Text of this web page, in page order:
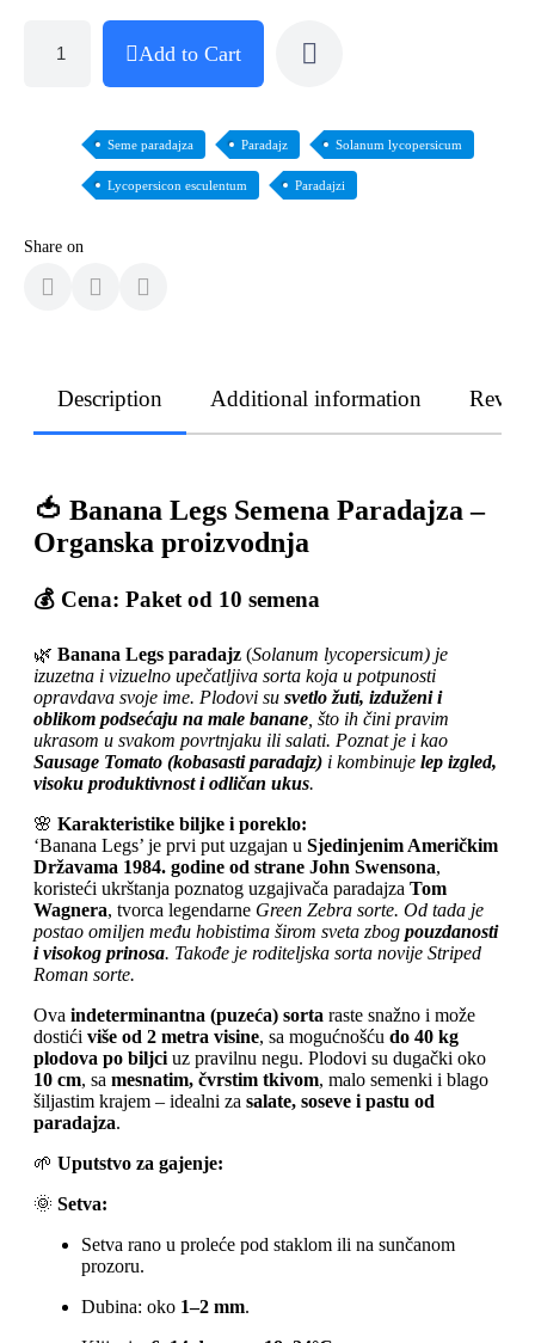
Add to Cart
Seme paradajza Paradajz Solanum lycopersicum
Lycopersicon esculentum Paradajzi
Share on
Description Additional information
🍅 Banana Legs Semena Paradajza –
Organska proizvodnja
💰 Cena: Paket od 10 semena
🌿 Banana Legs paradajz (Solanum lycopersicum) je
izuzetna i vizuelno upečatljiva sorta koja u potpunosti
opravdava svoje ime. Plodovi su svetlo žuti, izduženi i
oblikom podsećaju na male banane , što ih čini pravim
ukrasom u svakom povrtnjaku ili salati. Poznat je i kao
Sausage Tomato (kobasasti paradajz) i kombinuje lep izgled,
visoku produktivnost i odličan ukus.
🌸 Karakteristike biljke i poreklo:
‘Banana Legs’ je prvi put uzgajan u Sjedinjenim Američkim
Državama 1984. godine od strane John Swensona,
koristeći ukrštanja poznatog uzgajivača paradajza Tom
Wagnera, tvorca legendarne Green Zebra sorte. Od tada je
postao omiljen među hobistima širom sveta zbog pouzdanosti
i visokog prinosa. Takođe je roditeljska sorta novije Striped
Roman sorte.
Ova indeterminantna (puzeća) sorta raste snažno i može
dostići više od 2 metra visine, sa mogućnošću do 40 kg
plodova po biljci uz pravilnu negu. Plodovi su dugački oko
10 cm, sa mesnatim, čvrstim tkivom, malo semenki i blago
šiljastim krajem – idealni za salate, soseve i pastu od
paradajza.
🌱 Uputstvo za gajenje:
🌞 Setva:
Setva rano u proleće pod staklom ili na sunčanom
prozoru.
Dubina: oko 1–2 mm.